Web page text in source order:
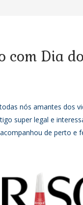
com Dia
nós amantes dos
super legal e
de perto e